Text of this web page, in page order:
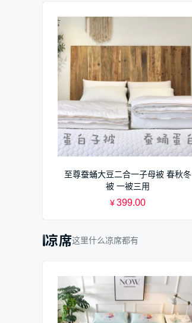
至尊蚕蛹大豆二合一子母被 春秋冬
被 一被三用
¥ 399.00
凉席这里什么凉席都有